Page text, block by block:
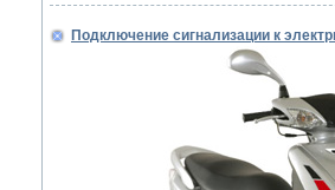
Подключение сигнализации к